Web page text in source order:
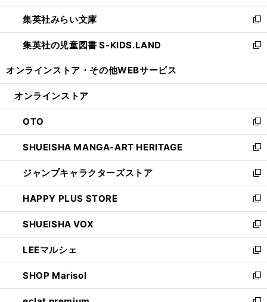
開
く
ウ
で
開
く
ン
ド
ウ
で
ウ
ィ
ン
ド
開
集英社みらい文庫
新
し
い
ン
ウ
で
開
く
集英社の児童図書 S-KIDS.LAND
新
ウ
ン
ド
ウ
で
開
く
オンラインストア・ その他WEBサービス
オンラインストア
OTO
新
し
い
ウ
ィ
ン
ド
ウ
で
開
く
SHUEISHA MANGA-ART HERITAGE
新
し
い
ウ
ィ
ン
ド
ウ
で
開
く
ジャンプキャラクターズストア
新
し
い
ウ
ィ
ン
ド
ウ
で
開
HAPPY PLUS STORE
新
し
い
ウ
ィ
ン
ド
ウ
SHUEISHA VOX
新
し
い
ウ
ィ
ン
LEEマルシェ
新
し
い
ウ
SHOP Marisol
新
し